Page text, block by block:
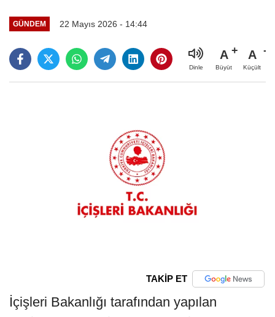
GÜNDEM 22 Mayıs 2026 - 14:44
Dinle
A
Büyüt
A
Küçült
TAKİP ET
İçişleri Bakanlığı tarafından yapılan